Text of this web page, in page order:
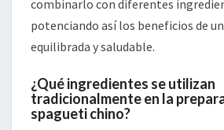
combinarlo con diferentes
potenciando así los beneficios de
equilibrada y saludable.
¿Qué ingredientes se utilizan
tradicionalmente en la
spagueti chino?